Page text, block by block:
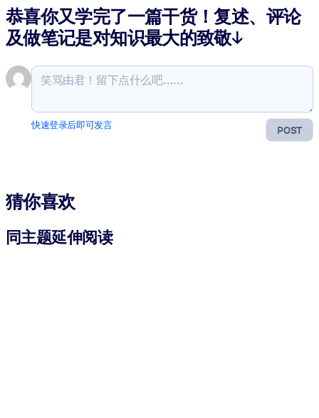
恭喜你又学完了一篇干货！复述、评论
及做笔记是对知识最大的致敬↓
POST
快速登录后即可发言
猜你喜欢
同主题延伸阅读